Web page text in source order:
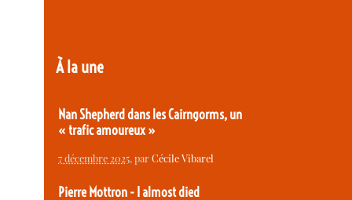
À la une
Nan Shepherd dans les Cairngorms, un
« trafic amoureux »
7 décembre 2025, parCécile Vibarel
Pierre Mottron - I almost died